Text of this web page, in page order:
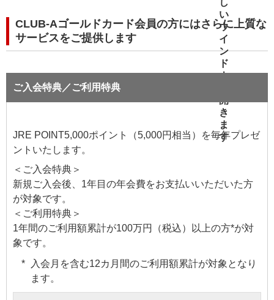
CLUB-Aゴールドカード会員の方にはさらに上質な
サービスをご提供します
ご入会特典／ご利用特典
JRE POINT5,000ポイント（5,000円相当）を毎年プレゼ
ントいたします。
＜ご入会特典＞
新規ご入会後、1年目の年会費をお支払いいただいた方
が対象です。
＜ご利用特典＞
1年間のご利用額累計が100万円（税込）以上の方*が対
象です。
入会月を含む12カ月間のご利用額累計が対象となり
ます。